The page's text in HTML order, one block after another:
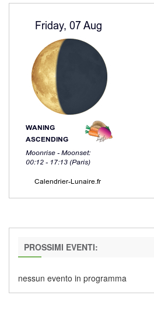
PROSSIMI EVENTI:
nessun evento in programma